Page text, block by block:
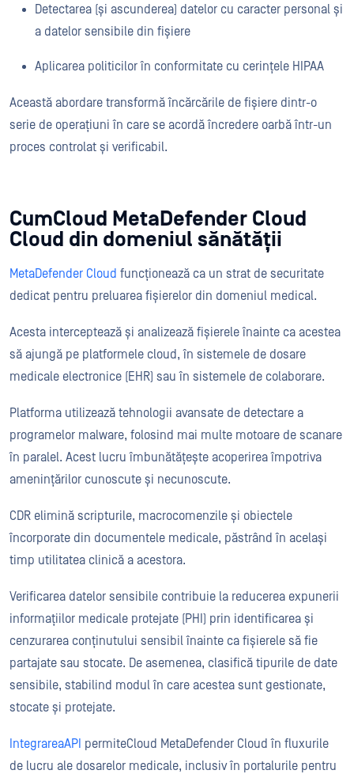
Detectarea (și ascunderea) datelor cu caracter personal și
a datelor sensibile din fișiere
Aplicarea politicilor în conformitate cu cerințele HIPAA
Această abordare transformă încărcările de fișiere dintr-o
serie de operațiuni în care se acordă încredere oarbă într-un
proces controlat și verificabil.
CumCloud MetaDefender Cloud
Cloud din domeniul sănătății
MetaDefender Cloud funcționează ca un strat de securitate
dedicat pentru preluarea fișierelor din domeniul medical.
Acesta interceptează și analizează fișierele înainte ca acestea
să ajungă pe platformele cloud, în sistemele de dosare
medicale electronice (EHR) sau în sistemele de colaborare.
Platforma utilizează tehnologii avansate de detectare a
programelor malware, folosind mai multe motoare de scanare
în paralel. Acest lucru îmbunătățește acoperirea împotriva
amenințărilor cunoscute și necunoscute.
CDR elimină scripturile, macrocomenzile și obiectele
încorporate din documentele medicale, păstrând în același
timp utilitatea clinică a acestora.
Verificarea datelor sensibile contribuie la reducerea expunerii
informațiilor medicale protejate (PHI) prin identificarea și
cenzurarea conținutului sensibil înainte ca fișierele să fie
partajate sau stocate. De asemenea, clasifică tipurile de date
sensibile, stabilind modul în care acestea sunt gestionate,
stocate și protejate.
IntegrareaAPI permiteCloud MetaDefender Cloud în fluxurile
de lucru ale dosarelor medicale, inclusiv în portalurile pentru